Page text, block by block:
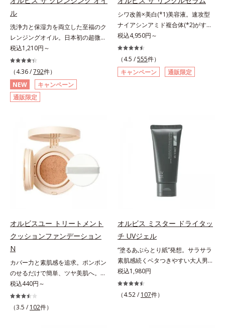
ロニセラカエルレア果汁、ノバラエ
キス配合＝うるおいを与えハリと透
明感に満ちた肌へ導く保湿成分*9
エキス配合＝角層のすみずみまで水
分・油分を保ち、ハリ・ツヤを与え
る保湿成分*10 気持ちのことアレ
「MCアクティベーター(*5)」。肌
のうるおいを引き出し・高めて、ハ
リ感あふれる肌へと導きます。うる
おいに満ちたゆらがない肌をご体感
いただくために設計された3ステッ
プで、いつも力強く美しくあり続け
るあなたを応援します。*1 肌にう
るおいが満ち、維持されている状態
*2 年齢に応じたお手入れのこと
*3 デクスパンテノールW*4
オトギリソウエキス配合＝肌にうる
おいを与え、うるおいに満ちたハリ
ツヤ肌へ導く保湿成分アレルギーテ
スト済＝全ての方にアレルギーが起
こらないということではありませ
もしっかりカットします。※外観色
や肌に塗布した直後の色が濃く見え
ますが、肌になじんだ後の色みは他
のファンデーションと同等です。*1
炭酸Ca配合＝化粧持ち向上粉体*2
（HDI/トリメチロールヘキシルラク
EX（アルミナ、ヒアルロン酸
Na）、密着エアリーパウダー
EX（ポリアスパラギン酸Na、マイ
カ）配合＝仕上がり向上成分
ル
洗浄力と保湿力を両立した至福のク
レンジングオイル。日本初の超微粒
子技術(*1)が毛穴奥の微細な汚れに
アプローチ。圧倒的な洗浄力と毛穴
悩みに着目したクレンジングオイル
です。日本初・超微粒子技術(*1)
で、さっと塗り広げるだけで濃いメ
イクはもちろん毛穴悩みも取り去
ンジング(*2)をご用意しました。ポ
ーラ化成は独自の先端研究により、
ナノバブルよりも小さい超微粒子
(*3)をクレンジングに搭載すること
に成功。毛穴よりはるかに小さい超
微粒子とオイルが肌と汚れの間に入
り込み、小さくばらけて肌表面にう
することを防止し、細かい毛穴汚れ
をごっそりするん！角栓溶解オイル
(*4)が詰まりや黒ずみも溶かして、
毛穴の目立ちにくいすべすべ肌に洗
い上げます。大人肌のためのくすみ
(*5)を晴らすアプローチによって圧
立ち(*6)や乾燥によるくすみをケア
し、毎日のメイクが楽しくなる晴れ
税込1,210円～
（4.36 /792件）
NEW
キャンペーン
通販限定
シワ改善×美白(*1)美容液。速攻型
ナイアシンアミド複合体(*2)がすば
やく浸透(*3)。ピンと、パッと。大
人の肌にハリ感を。シワ改善×美白
(*1)美容液。ポーラ化成 研究所の独
自研究で見出した、速攻型ナイアシ
ンアミド複合体(*2)と浸透サポート
届けます。真皮のコラーゲン産生を
促進し、年齢とともに刻まれる深い
悩みのシワを改善しながら、過剰な
メラニン生成を防ぎ未来のシミ・ソ
バカスを予防します。さらに独自研
究に基づいた浸透型ハリ保湿成分
(*6)で大人肌にハリ感をプラス。す
計"。見えているシワはもちろん、
自分では気づきにくい死角のシワの
改善にも効果を発揮します。*1 メ
ラニンの生成を抑え、シミ・ソバカ
スを防ぐ*2 ナイアシンアミド（有
トステロール、水（基剤）、
BG（保湿）*3 角層まで*4 K石けん
税込4,950円～
（4.5 /555件）
キャンペーン
通販限定
オルビスユー トリートメント
クッションファンデーション
N
カバー力と素肌感を追求。ポンポン
のせるだけで簡単、ツヤ美肌へ。カ
バー力と素肌感を両立する、簡単ツ
ヤ美肌クッションファンデーション
です。多方向へ光を拡散し、高いソ
税込440円～
（3.5 / 102件）
オルビス ミスター ドライタッ
チ UVジェル
“塗るあぶらとり紙”発想。サラサラ
素肌感続くベタつきやすい大人男性
肌のための日焼け止めジェル。メン
ズブランド「オルビス ミスター」
の日焼け止めです。SPF50+・
税込1,980円
（4.52 / 107件）